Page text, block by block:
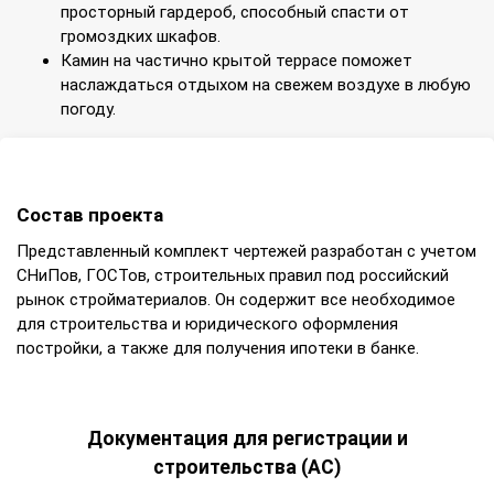
просторный гардероб, способный спасти от
громоздких шкафов.
Камин на частично крытой террасе поможет
наслаждаться отдыхом на свежем воздухе в любую
погоду.
Состав проекта
Представленный комплект чертежей разработан с учетом
СНиПов, ГОСТов, строительных правил под российский
рынок стройматериалов. Он содержит все необходимое
для строительства и юридического оформления
постройки, а также для получения ипотеки в банке.
Документация для регистрации и
строительства (АС)